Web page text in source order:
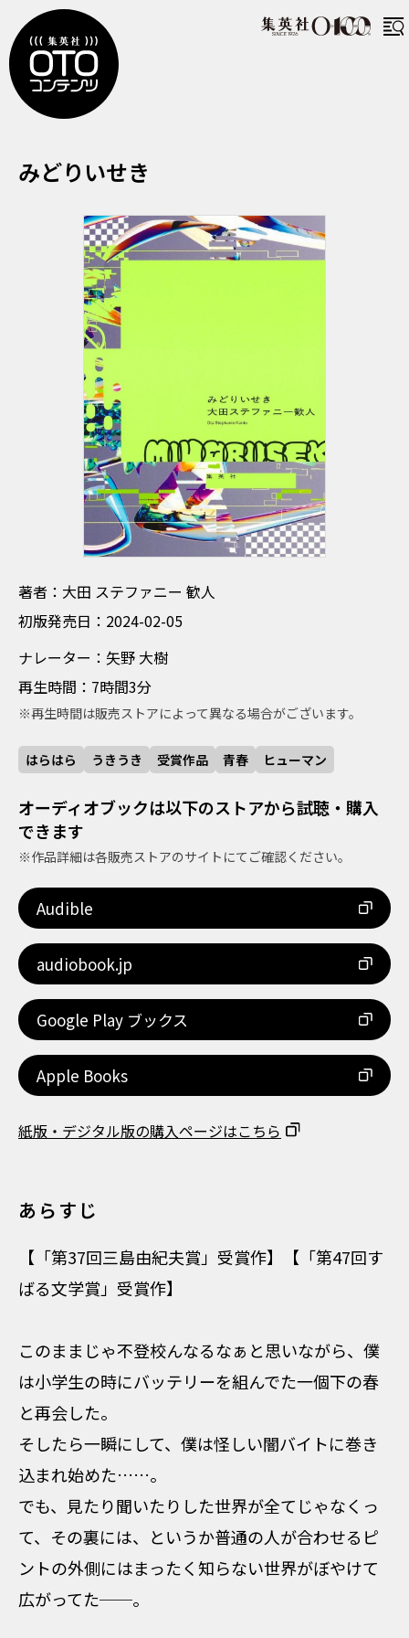
みどりいせき
みどりいせき
ちょしゃ おおた すてふぁにーかんと
著者：大田 ステファニー 歓人
しょはんはつばいび 2024-02-05
初版発売日：2024-02-05
なれーたー やの だいき
ナレーター：矢野 大樹
さいせいじかん 7時間3分
再生時間：7時間3分
※再生時間は販売ストアによって異なる場合がございます。
はらはら うきうき 受賞作品 青春 ヒューマン
オーディオブックは以下のストアから試聴・購入
できます
※作品詳細は各販売ストアのサイトにてご確認ください。
Audible
audiobook.jp
Google Play ブックス
Apple Books
紙版・デジタル版の購入ページはこちら
あらすじ
【「第37回三島由紀夫賞」受賞作】【「第47回す
ばる文学賞」受賞作】
このままじゃ不登校んなるなぁと思いながら、僕
は小学生の時にバッテリーを組んでた一個下の春
と再会した。
そしたら一瞬にして、僕は怪しい闇バイトに巻き
込まれ始めた……。
でも、見たり聞いたりした世界が全てじゃなくっ
て、その裏には、というか普通の人が合わせるピ
ントの外側にはまったく知らない世界がぼやけて
広がってた──。